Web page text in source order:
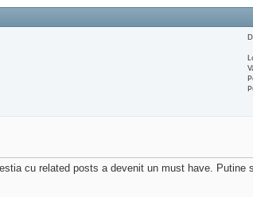
cu related posts a devenit un must have. Putine